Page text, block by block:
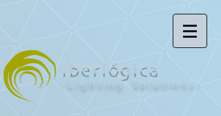
Iberlógica
-Lighting Solutions-